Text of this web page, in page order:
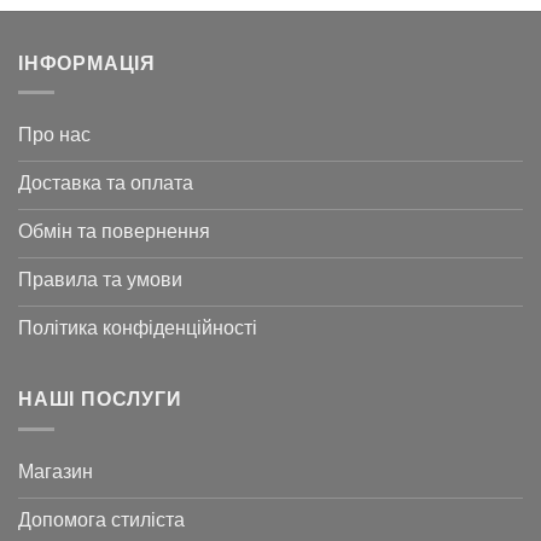
ІНФОРМАЦІЯ
Про нас
Доставка та оплата
Обмін та повернення
Правила та умови
Політика конфіденційності
НАШІ ПОСЛУГИ
Магазин
Допомога стиліста